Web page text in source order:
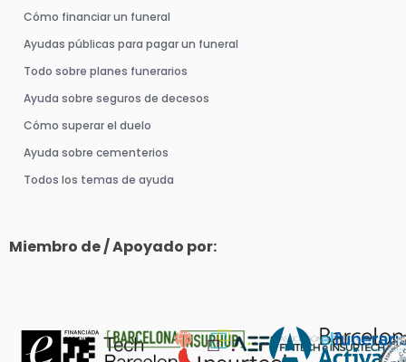
Cómo financiar un funeral
Ayudas públicas para pagar un funeral
Todo sobre planes funerarios
Ayuda sobre seguros de decesos
Cómo superar el duelo
Ayuda sobre cementerios
Todos los temas de ayuda
Miembro de / Apoyado por: